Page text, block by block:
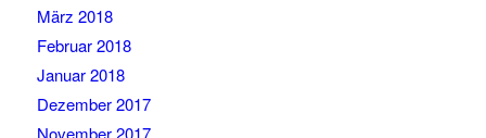
März 2018
Februar 2018
Januar 2018
Dezember 2017
November 2017